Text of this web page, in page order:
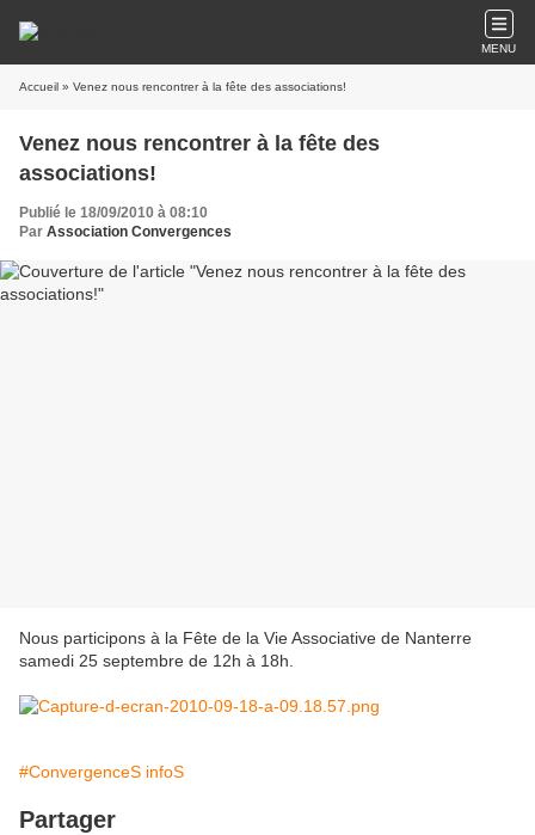
MENU
Accueil » Venez nous rencontrer à la fête des associations!
Venez nous rencontrer à la fête des
associations!
Publié le 18/09/2010 à 08:10
Par Association Convergences
Nous participons à la Fête de la Vie Associative de Nanterre
samedi 25 septembre de 12h à 18h.
#ConvergenceS infoS
Partager